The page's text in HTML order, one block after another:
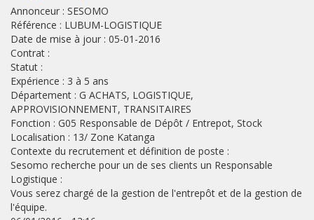
Annonceur : SESOMO
Référence : LUBUM-LOGISTIQUE
Date de mise à jour : 05-01-2016
Contrat :
Statut :
Expérience : 3 à 5 ans
Département : G ACHATS, LOGISTIQUE,
APPROVISIONNEMENT, TRANSITAIRES
Fonction : G05 Responsable de Dépôt / Entrepot, Stock
Localisation : 13/ Zone Katanga
Contexte du recrutement et définition de poste :
Sesomo recherche pour un de ses clients un Responsable
Logistique :
Vous serez chargé de la gestion de l'entrepôt et de la gestion de
l'équipe.